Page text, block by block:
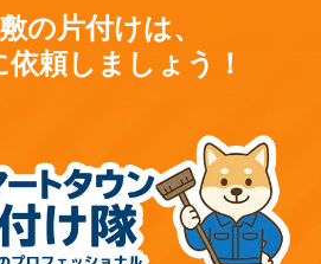
の片付けは、
頼しましょう！